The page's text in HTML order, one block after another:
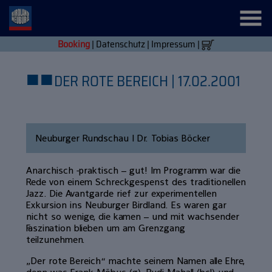
Booking| Datenschutz| Impressum |
■■DER ROTE BEREICH | 17.02.2001
Neuburger Rundschau | Dr. Tobias Böcker
Anarchisch -praktisch – gut! Im Programm war die
Rede von einem Schreckgespenst des traditionellen
Jazz. Die Avantgarde rief zur experimentellen
Exkursion ins Neuburger Birdland. Es waren gar
nicht so wenige, die kamen – und mit wachsender
Faszination blieben um am Grenzgang
teilzunehmen.
„Der rote Bereich“ machte seinem Namen alle Ehre,